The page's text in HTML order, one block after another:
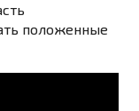
положенные